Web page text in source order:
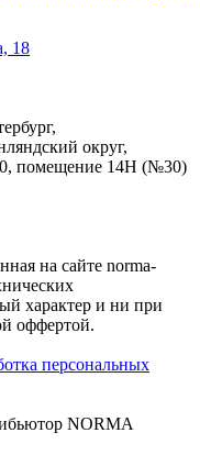
18
округ,
помещение 14Н (№30)
на сайте norma-
характер и ни при
оффертой.‍
персональных
NORMA